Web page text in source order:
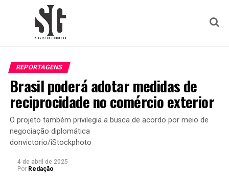
REPORTAGENS
Brasil poderá adotar medidas de
reciprocidade no comércio exterior
O projeto também privilegia a busca de acordo por meio de
negociação diplomática
donvictorio/iStockphoto
4 de abril de 2025
Por Redação